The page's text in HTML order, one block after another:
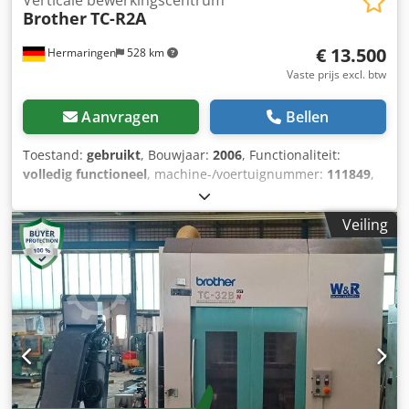
Hermaringen 528 km
BrotherTC-R2A
€ 13.500
Vaste prijs excl. btw
Aanvragen Bellen
Toestand: gebruikt, Bouwjaar: 2006, Functionaliteit:
volledig functioneel, machine-/voertuignummer: 111849,
CNC-bewerkingscentrum Brother TC-R2A Bouwjaar: 2006,
serienummer 111849 Besturing: Brother Uitvoering: 14-
voudige gereedschapswisselaar, spindelopname BT-30
Verplaatsingen X: 420 mm (16,5 inch) Y: 320 mm (12,6 inch)
Z: 270 mm (10,6 inch) ----- Aantrekkelijk aanbod – flexibel &
zorgeloos Dwjdpfxoyzpdbs Agyoa Wij bieden u niet alleen
een kwalitatief hoogwaardig product, maar ook op maat
gemaakte financieringsoplossingen die aansluiten bij uw
wensen. Of het nu gaat om aanbetaling, betaling in
termijnen of individuele financieringsmodellen – samen
vinden wij de juiste oplossing. Op verzoek nemen wij
tevens de complete transportorganisatie voor onze
Veiling